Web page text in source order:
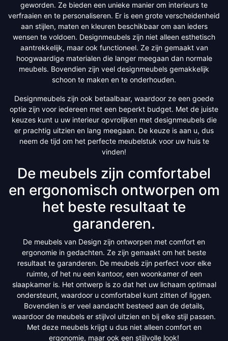
geworden. Ze bieden een unieke manier om interieurs te
verfraaien en te personaliseren. Er is een grote verscheidenheid
aan stijlen, maten en kleuren beschikbaar om aan ieders
wensen te voldoen. Designmeubels zijn niet alleen esthetisch
aantrekkelijk, maar ook functioneel. Ze zijn gemaakt van
hoogwaardige materialen die langer meegaan dan normale
meubels. Bovendien zijn veel designmeubels gemakkelijk
schoon te maken en te onderhouden.
Designmeubels zijn ook betaalbaar, waardoor ze een goede
optie zijn voor iedereen met een beperkt budget. Met de juiste
keuzes kunt u uw interieur opvrolijken met designmeubels die
er prachtig uitzien en lang meegaan. De keuze is aan u, dus
neem de tijd om het perfecte meubelstuk voor uw huis te
vinden!
De meubels zijn comfortabel
en ergonomisch ontworpen om
het beste resultaat te
garanderen.
De meubels van Design zijn ontworpen met comfort en
ergonomie in gedachten. Ze zijn gemaakt om het beste
resultaat te garanderen. De meubels zijn perfect voor elke
ruimte, of het nu een kantoor, een woonkamer of een
slaapkamer is. Het ontwerp is zo dat het uw lichaam optimaal
ondersteunt, waardoor u comfortabel kunt zitten of liggen.
Bovendien is er veel aandacht besteed aan de details,
waardoor de meubels er stijlvol uitzien en bij elke stijl passen.
Met deze meubels krijgt u dus niet alleen comfort en
ergonomie, maar ook een stijlvolle look!